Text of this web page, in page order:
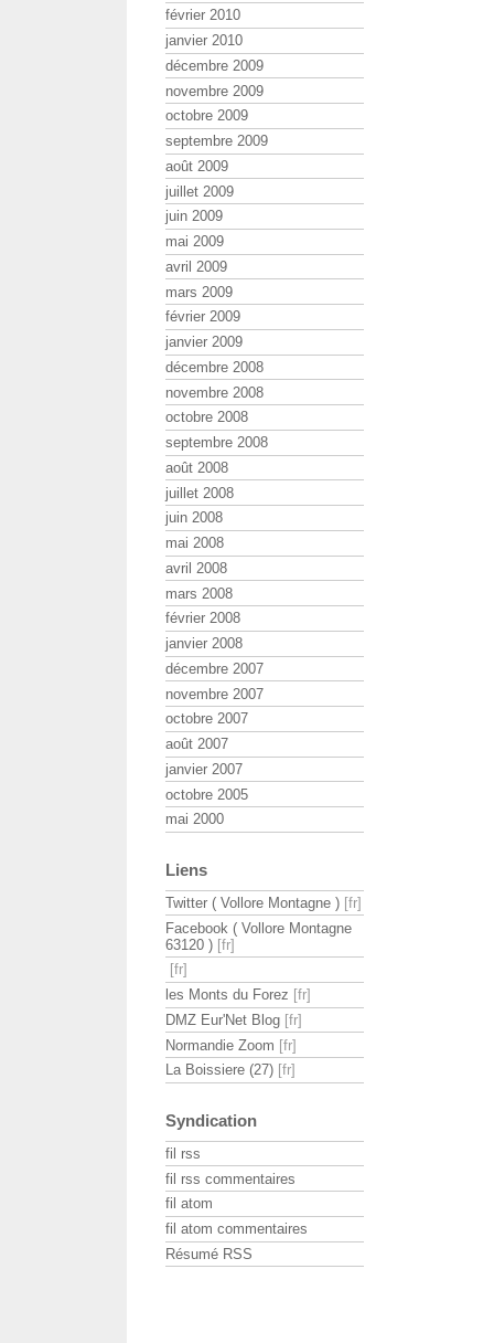
février 2010
janvier 2010
décembre 2009
novembre 2009
octobre 2009
septembre 2009
août 2009
juillet 2009
juin 2009
mai 2009
avril 2009
mars 2009
février 2009
janvier 2009
décembre 2008
novembre 2008
octobre 2008
septembre 2008
août 2008
juillet 2008
juin 2008
mai 2008
avril 2008
mars 2008
février 2008
janvier 2008
décembre 2007
novembre 2007
octobre 2007
août 2007
janvier 2007
octobre 2005
mai 2000
Liens
Twitter ( Vollore Montagne )
Facebook ( Vollore Montagne
63120 )
les Monts du Forez
DMZ Eur'Net Blog
Normandie Zoom
La Boissiere (27)
Syndication
fil rss
fil rss commentaires
fil atom
fil atom commentaires
Résumé RSS